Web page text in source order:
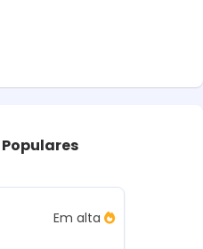
Populares
Em alta